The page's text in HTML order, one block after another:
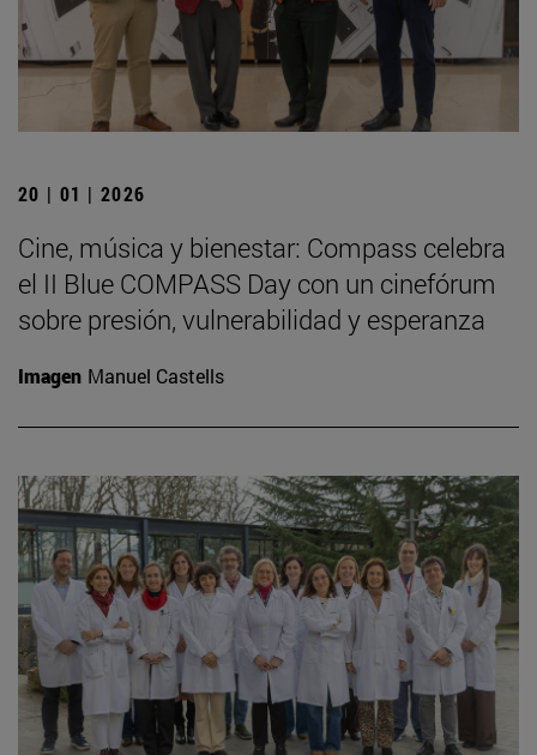
20 | 01 | 2026
Cine, música y bienestar: Compass celebra
el II Blue COMPASS Day con un cinefórum
sobre presión, vulnerabilidad y esperanza
Imagen Manuel Castells